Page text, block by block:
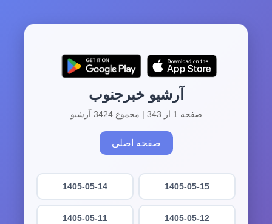
آرشیو خبرجنوب
صفحه 1 از 343 | مجموع 3424 آرشیو
صفحه اصلی
1405-05-15
1405-05-14
1405-05-12
1405-05-11